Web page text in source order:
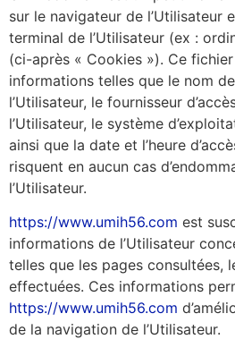
sur le navigateur de l’Utilisateur
terminal de l’Utilisateur (ex :
(ci-après « Cookies »). Ce
informations telles que le nom
l’Utilisateur, le fournisseur
l’Utilisateur, le système
ainsi que la date et l’heure
risquent en aucun cas
l’Utilisateur.
https://www.umih56.com est
informations de l’Utilisateur
telles que les pages consultées,
effectuées. Ces informations
https://www.umih56.com
de la navigation de l’Utilisateur.